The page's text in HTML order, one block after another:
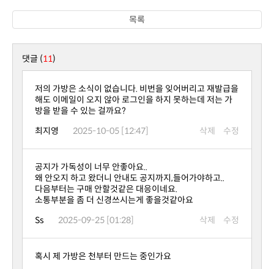
목록
댓글 (11)
방을 받을 수 있는 걸까요?
최지영
2025-10-05 [12:47] 삭제 수정
공지가 가독성이 너무 안좋아요..
왜 안오지 하고 왔더니 안내도 공지까지,들어가야하고..
다음부터는 구매 안할것같은 대응이네요.
소통부분을 좀 더 신경쓰시는게 좋을것같아요
Ss
2025-09-25 [01:28] 삭제 수정
혹시 제 가방은 천부터 만드는 중인가요